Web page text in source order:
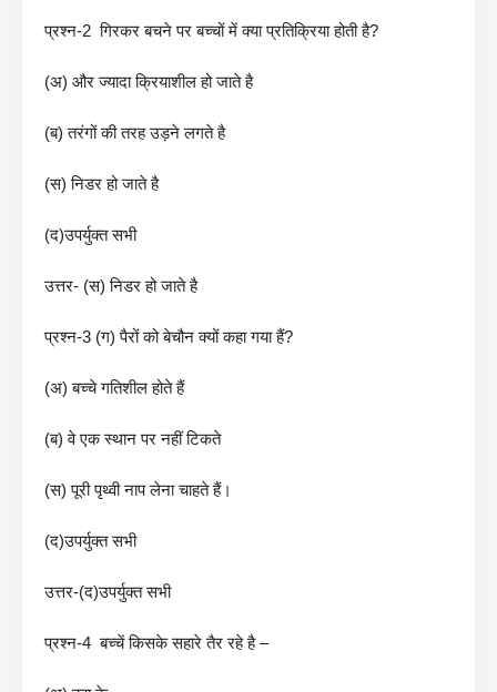
प्रश्न-2 गिरकर बचने पर बच्चों में क्या प्रतिक्रिया होती है?
(अ) और ज्यादा क्रियाशील हो जाते है
(ब) तरंगों की तरह उड़ने लगते है
(स) निडर हो जाते है
(द)उपर्युक्त सभी
उत्तर- (स) निडर हो जाते है
प्रश्न-3 (ग) पैरों को बेचौन क्यों कहा गया हैं?
(अ) बच्चे गतिशील होते हैं
(ब) वे एक स्थान पर नहीं टिकते
(स) पूरी पृथ्वी नाप लेना चाहते हैं।
(द)उपर्युक्त सभी
उत्तर-(द)उपर्युक्त सभी
प्रश्न-4 बच्चें किसके सहारे तैर रहे है –